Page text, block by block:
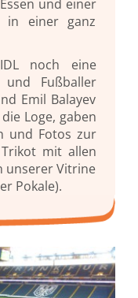
und einer
in einer ganz
noch eine
und Fußballer
Emil Balayev
Loge, gaben
und Fotos zur
mit allen
unserer Vitrine
Pokale).